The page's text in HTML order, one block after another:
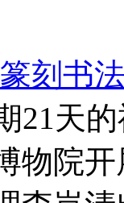
刻书
21天
物院